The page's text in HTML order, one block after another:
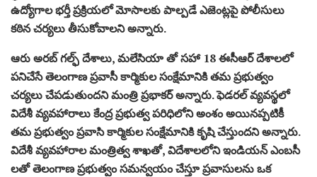
ఉద్యోగాల భర్తీ ప్రక్రియలో మోసాలకు పాల్పడే ఎజెంట్లపై పోలీసులు
కఠిన చర్యలు తీసుకోవాలని అన్నారు.
ఆరు అరబ్ గల్ఫ్ దేశాలు, మలేసియా తో సహా 18 ఈసీఆర్ దేశాలలో
పనిచేసే తెలంగాణ ప్రవాసీ కార్మికుల సంక్షేమానికి తమ ప్రభుత్వం
చర్యలు చేపడుతుందని మంత్రి ప్రభాకర్ అన్నారు. ఫెడరల్ వ్యవస్థలో
విదేశీ వ్యవహారాలు కేంద్ర ప్రభుత్వ పరిధిలోని అంశం అయినప్పటికీ
తమ ప్రభుత్వం ప్రవాసి కార్మికుల సంక్షేమానికి కృషి చేస్తుందని అన్నారు.
విదేశీ వ్యవహారాల మంత్రిత్వ శాఖతో, విదేశాలలోని ఇండియన్ ఎంబసీ
లతో తెలంగాణ ప్రభుత్వం సమన్వయం చేస్తూ ప్రవాసులను ఒక